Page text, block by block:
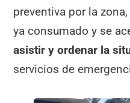
preventiva por la
ya consumado y se
asistir y ordenar la
servicios de